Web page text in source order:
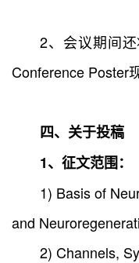
2、会议期间
Conference Poster
四、关于投稿
1、征文范围：
1) Basis of
and
2) Channels,